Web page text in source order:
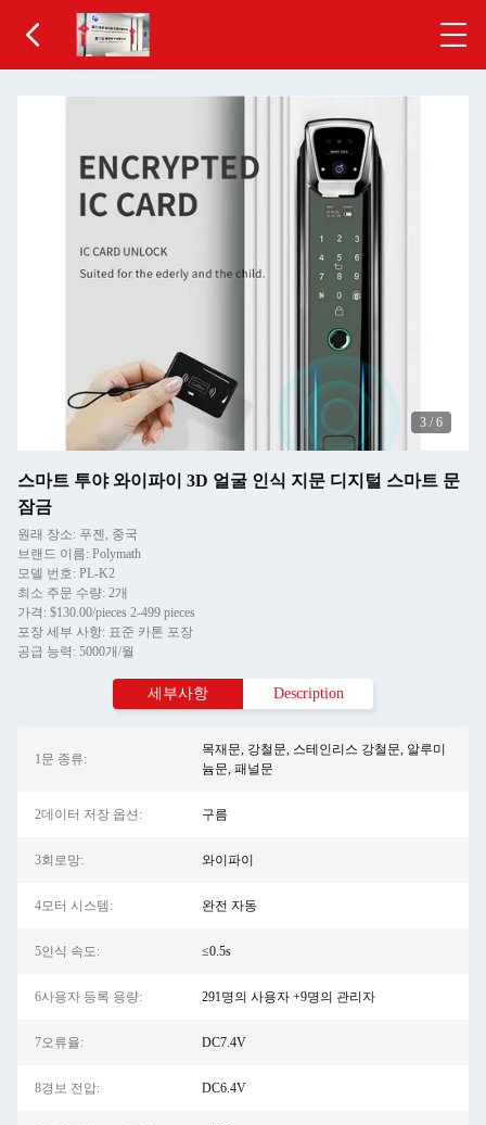
3 / 6
스마트 투야 와이파이 3D 얼굴 인식 지문 디지털 스마트 문
잠금
원래 장소: 푸젠, 중국
브랜드 이름: Polymath
모델 번호: PL-K2
최소 주문 수량: 2개
가격: $130.00/pieces 2-499 pieces
포장 세부 사항: 표준 카톤 포장
공급 능력: 5000개/월
세부사항 Description
1문 종류:
목재문, 강철문, 스테인리스 강철문, 알루미
늄문, 패널문
2데이터 저장 옵션: 구름
3회로망: 와이파이
4모터 시스템: 완전 자동
5인식 속도: ≤0.5s
6사용자 등록 용량: 291명의 사용자 +9명의 관리자
7오류율: DC7.4V
8경보 전압: DC6.4V